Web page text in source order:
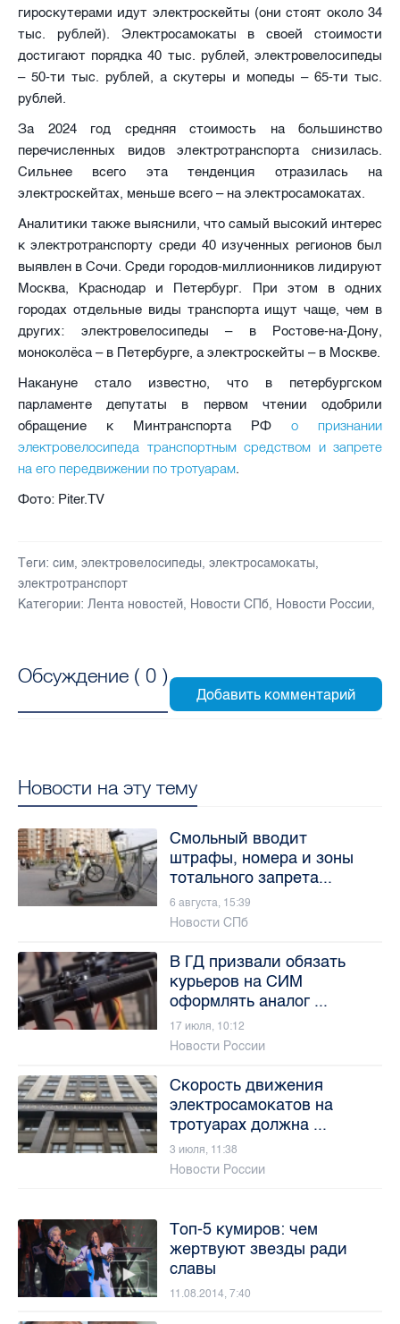
гироскутерами идут электроскейты (они стоят около 34
тыс. рублей). Электросамокаты в своей стоимости
достигают порядка 40 тыс. рублей, электровелосипеды
– 50-ти тыс. рублей, а скутеры и мопеды – 65-ти тыс.
рублей.
За 2024 год средняя стоимость на большинство
перечисленных видов электротранспорта снизилась.
Сильнее всего эта тенденция отразилась на
электроскейтах, меньше всего – на электросамокатах.
Аналитики также выяснили, что самый высокий интерес
к электротранспорту среди 40 изученных регионов был
выявлен в Сочи. Среди городов-миллионников лидируют
Москва, Краснодар и Петербург. При этом в одних
городах отдельные виды транспорта ищут чаще, чем в
других: электровелосипеды – в Ростове-на-Дону,
моноколёса – в Петербурге, а электроскейты – в Москве.
Накануне стало известно, что в петербургском
парламенте депутаты в первом чтении одобрили
обращение к Минтранспорта РФ о признании
электровелосипеда транспортным средством и запрете
на его передвижении по тротуарам.
Фото: Piter.TV
Теги: сим, электровелосипеды, электросамокаты,
электротранспорт
Категории: Лента новостей, Новости СПб, Новости России,
Обсуждение ( 0 )
Новости на эту тему
Смольный вводит
штрафы, номера и зоны
тотального запрета...
6 августа, 15:39
Новости СПб
В ГД призвали обязать
курьеров на СИМ
оформлять аналог ...
17 июля, 10:12
Новости России
Скорость движения
электросамокатов на
тротуарах должна ...
3 июля, 11:38
Новости России
Топ-5 кумиров: чем
жертвуют звезды ради
славы
11.08.2014, 7:40